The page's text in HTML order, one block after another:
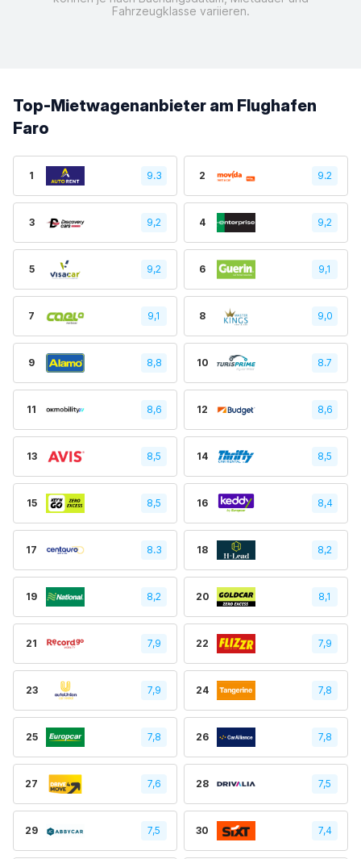
Fahrzeugklasse variieren.
Top-Mietwagenanbieter am Flughafen
Faro
1 9.3 2 9.2
3 9,2 4 9,2
5 9,2 6 9,1
7 9,1 8 9,0
9 8,8 10 8.7
11 8,6 12 8,6
13 8,5 14 8,5
15 8,5 16 8,4
17 8.3 18 8,2
19 8,2 20 8,1
21 7,9 22 7,9
23 7,9 24 7,8
25 7,8 26 7,8
27 7,6 28 7,5
29 7,5 30 7,4